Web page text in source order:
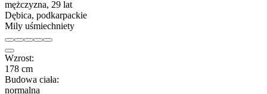
mężczyzna, 29 lat
Dębica, podkarpackie
Mily uśmiechniety
Wzrost:
178 cm
Budowa ciała:
normalna